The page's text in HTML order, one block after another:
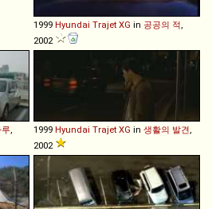
1999 Hyundai Trajet XG in 공공의 적,
2002
루,
1999 Hyundai Trajet XG in 생활의 발견,
2002